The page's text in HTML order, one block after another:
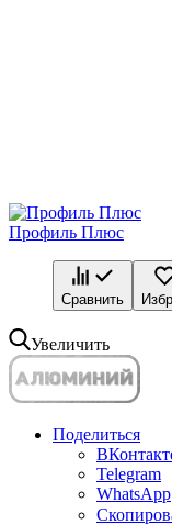
Профиль Плюс
Сравнить
Увеличить
Поделиться
Telegram
WhatsApp